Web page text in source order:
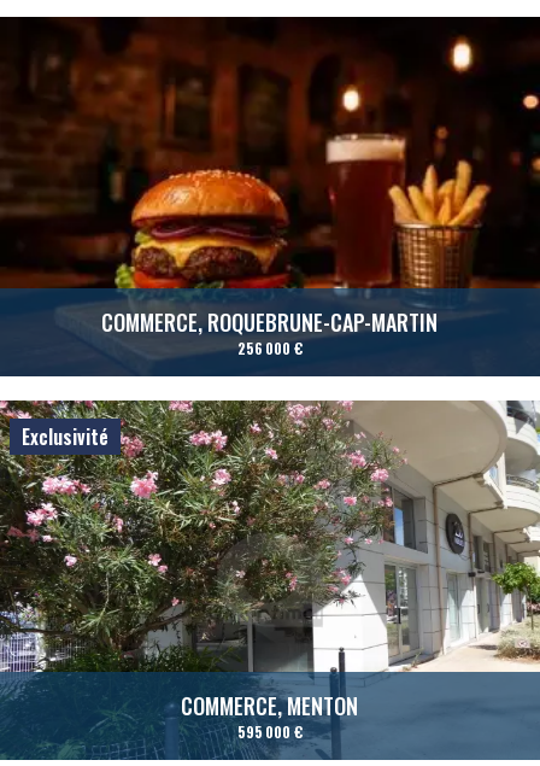
COMMERCE, ROQUEBRUNE-CAP-MARTIN
256 000 €
Exclusivité
COMMERCE, MENTON
595 000 €